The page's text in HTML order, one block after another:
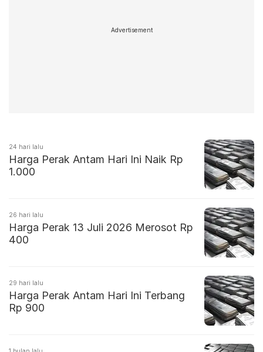
Advertisement
24 hari lalu
Harga Perak Antam Hari Ini Naik Rp
1.000
26 hari lalu
Harga Perak 13 Juli 2026 Merosot Rp
400
29 hari lalu
Harga Perak Antam Hari Ini Terbang
Rp 900